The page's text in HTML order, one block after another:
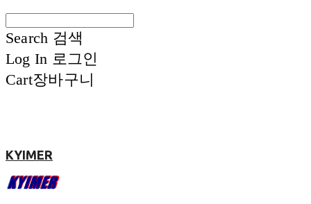
Search 검색
Log In 로그인
Cart장바구니
KYIMER